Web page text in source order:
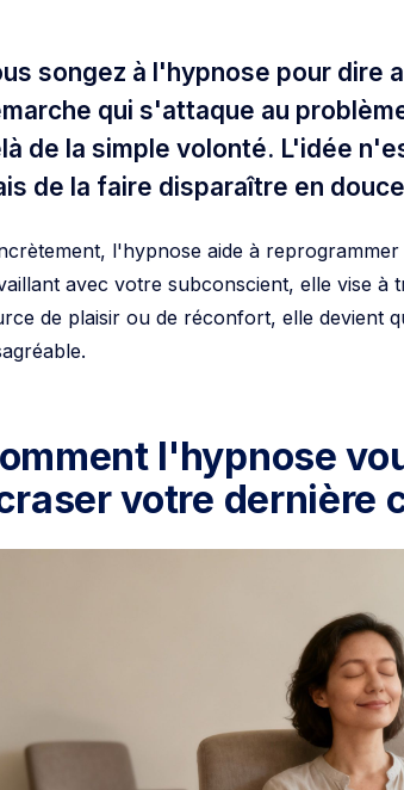
songez à l'hypnose pour dire
qui s'attaque au
de la simple volonté. L'idée
de la faire disparaître en
l'hypnose aide à
avec votre subconscient, elle vise à
de plaisir ou de réconfort, elle devient
l'hypnose
votre dernière